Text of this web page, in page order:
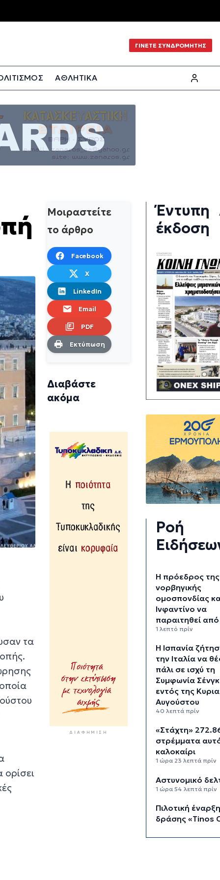
ΓΙΝΕΤΕ ΣΥΝΔΡΟΜΗΤΗΣ
ΑΘΛΗΤΙΚΑ
τα
ορίσει
Μοιραστείτε
το άρθρο
Facebook
X
LinkedIn
Email
PDF
Εκτύπωση
Διαβάστε
ακόμα
ΔΙΑΦΉΜΙΣΗ
Έντυπη
έκδοση
Ροή
Η πρόεδρος της
νορβηγικής
ομοσπονδίας
Ινφαντίνο να
παραιτηθεί από
1 λεπτό πρίν
H Ισπανία
την Ιταλία να
πάλι σε ισχύ τη
Συμφωνία
εντός της
Αυγούστου
40 λεπτά πρίν
«Στάχτη»
στρέμματα
καλοκαίρι
1 ώρα 23 λεπτά πρίν
Αστυνομικό
1 ώρα 54 λεπτά πρίν
Πιλοτική
δράσης «Tinos
και στον Άγιο